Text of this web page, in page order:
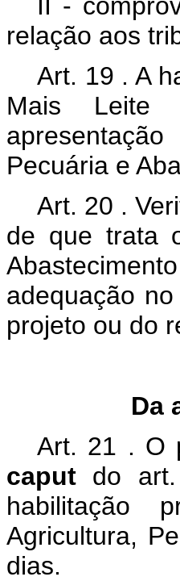
relação aos
Art. 19 . A
Mais Leite
Pecuária e
Art. 20 .
de que trata
adequação
projeto ou do
Da
Art. 21 . O
caput do art.
habilitação
Agricultura,
dias.